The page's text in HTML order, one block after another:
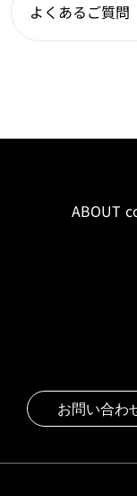
よくあるご質問
ABOUT
お問い合わ